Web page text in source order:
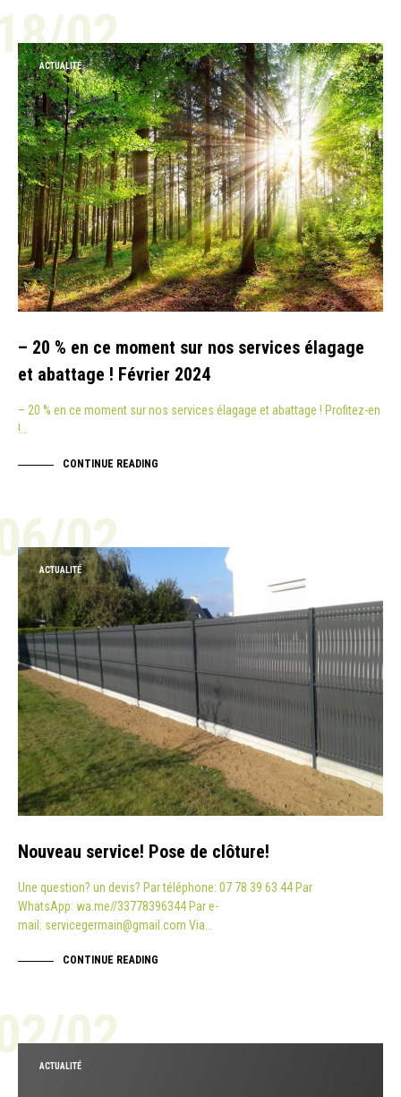
02
ACTUALITÉ
– 20 % en ce moment sur nos services élagage
et abattage ! Février 2024
– 20 % en ce moment sur nos services élagage et abattage ! Profitez-en
!…
CONTINUE READING
02
ACTUALITÉ
Nouveau service! Pose de clôture!
Une question? un devis? Par téléphone: 07 78 39 63 44 Par
WhatsApp: wa.me//33778396344 Par e-
mail: servicegermain@gmail.com Via…
CONTINUE READING
02
ACTUALITÉ